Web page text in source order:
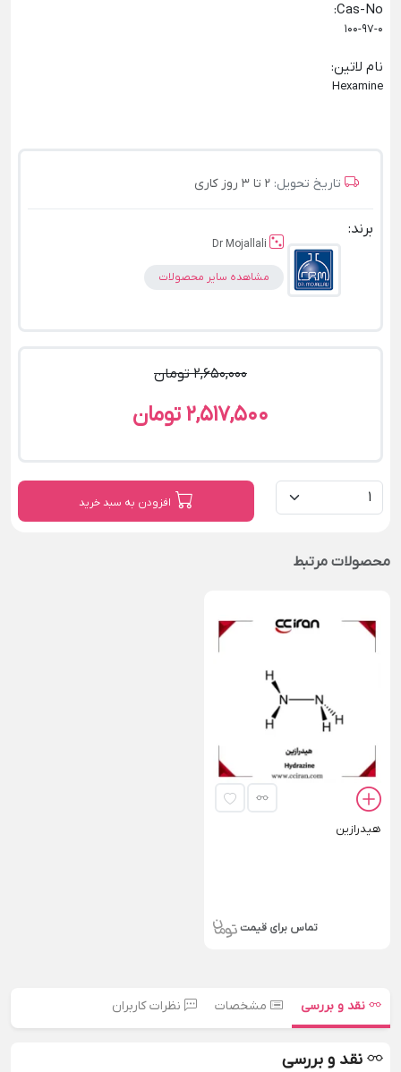
Cas-No
:
100-97-0
نام لاتین:
Hexamine
تاریخ تحویل: 2 تا 3 روز کاری
برند:
Dr Mojallali
مشاهده سایر محصولات
2,650,000 تومان
2,517,500 تومان
افزودن به سبد خرید
محصولات مرتبط
هیدرازین
تماس برای قیمت
نقد و بررسی مشخصات نظرات کاربران
نقد و بررسی